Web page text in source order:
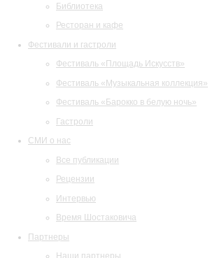
Библиотека
Ресторан и кафе
Фестивали и гастроли
Фестиваль «Площадь Искусств»
Фестиваль «Музыкальная коллекция»
Фестиваль «Барокко в белую ночь»
Гастроли
СМИ о нас
Все публикации
Рецензии
Интервью
Время Шостаковича
Партнеры
Наши партнеры